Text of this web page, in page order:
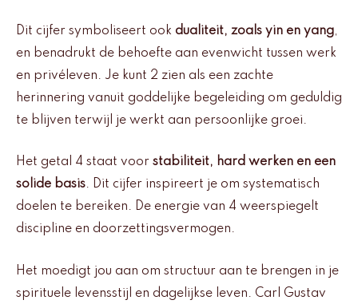
Dit cijfer symboliseert ook dualiteit, zoals yin en yang,
en benadrukt de behoefte aan evenwicht tussen werk
en privéleven. Je kunt 2 zien als een zachte
herinnering vanuit goddelijke begeleiding om geduldig
te blijven terwijl je werkt aan persoonlijke groei.
Het getal 4 staat voor stabiliteit, hard werken en een
solide basis. Dit cijfer inspireert je om systematisch
doelen te bereiken. De energie van 4 weerspiegelt
discipline en doorzettingsvermogen.
Het moedigt jou aan om structuur aan te brengen in je
spirituele levensstijl en dagelijkse leven. Carl Gustav